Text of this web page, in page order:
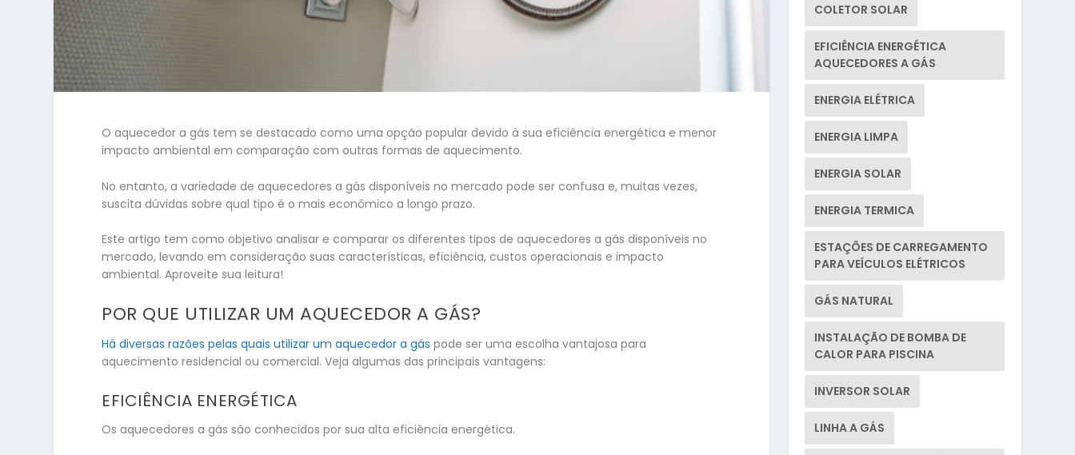
O aquecedor a gás tem se destacado como uma opção popular devido à sua eficiência energética e menor
impacto ambiental em comparação com outras formas de aquecimento.
No entanto, a variedade de aquecedores a gás disponíveis no mercado pode ser confusa e, muitas vezes,
suscita dúvidas sobre qual tipo é o mais econômico a longo prazo.
Este artigo tem como objetivo analisar e comparar os diferentes tipos de aquecedores a gás disponíveis no
mercado, levando em consideração suas características, eficiência, custos operacionais e impacto
ambiental. Aproveite sua leitura!
POR QUE UTILIZAR UM AQUECEDOR A GÁS?
Há diversas razões pelas quais utilizar um aquecedor a gás pode ser uma escolha vantajosa para
aquecimento residencial ou comercial. Veja algumas das principais vantagens:
EFICIÊNCIA ENERGÉTICA
Os aquecedores a gás são conhecidos por sua alta eficiência energética.
COLETOR SOLAR
EFICIÊNCIA ENERGÉTICA
AQUECEDORES A GÁS
ENERGIA ELÉTRICA
ENERGIA LIMPA
ENERGIA SOLAR
ENERGIA TERMICA
ESTAÇÕES DE CARREGAMENTO
PARA VEÍCULOS ELÉTRICOS
GÁS NATURAL
INSTALAÇÃO DE BOMBA DE
CALOR PARA PISCINA
INVERSOR SOLAR
LINHA A GÁS